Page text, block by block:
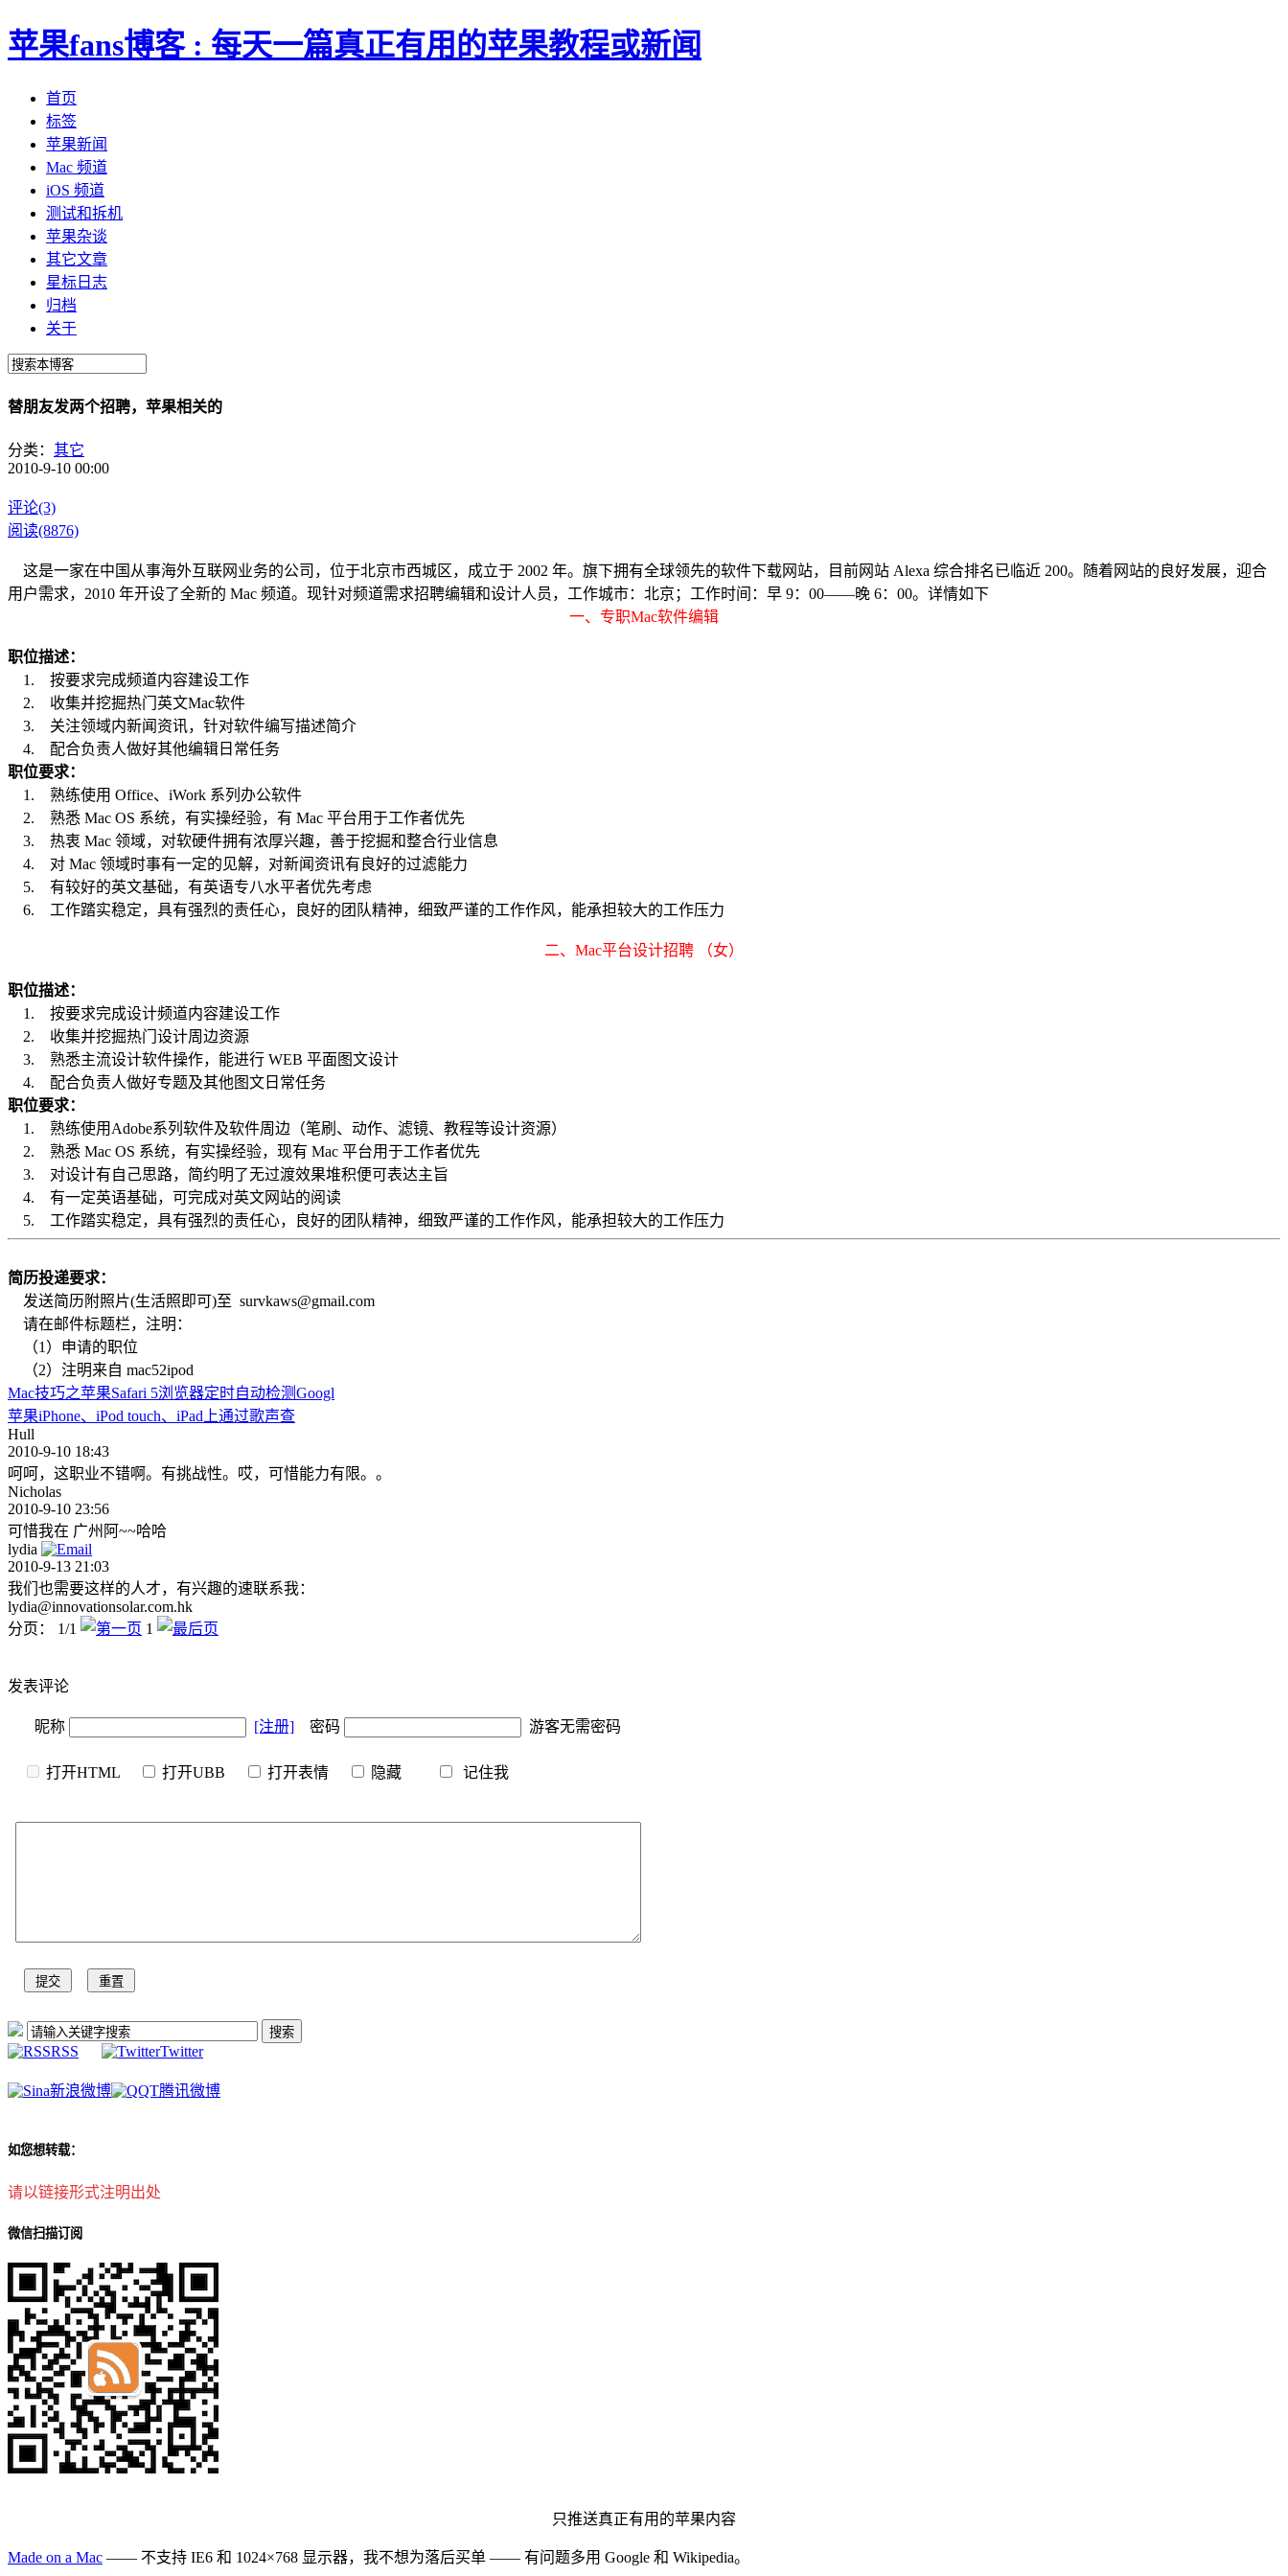
苹果fans博客 : 每天一篇真正有用的苹果教程或新闻
首页
标签
苹果新闻
Mac 频道
iOS 频道
测试和拆机
苹果杂谈
其它文章
星标日志
归档
关于
替朋友发两个招聘，苹果相关的
分类： 其它
2010-9-10 00:00
评论(3)
阅读(8876)
这是一家在中国从事海外互联网业务的公司，位于北京市西城区，成立于 2002 年。旗下拥有全球领先的软件下载网站，目前网站 Alexa 综合排名已临近 200。随着网站的良好发展，迎合
用户需求，2010 年开设了全新的 Mac 频道。现针对频道需求招聘编辑和设计人员，工作城市：北京；工作时间：早 9：00——晚 6：00。详情如下
一、专职Mac软件编辑
职位描述：
1. 按要求完成频道内容建设工作
2. 收集并挖掘热门英文Mac软件
3. 关注领域内新闻资讯，针对软件编写描述简介
4. 配合负责人做好其他编辑日常任务
职位要求：
1. 熟练使用 Office、iWork 系列办公软件
2. 熟悉 Mac OS 系统，有实操经验，有 Mac 平台用于工作者优先
3. 热衷 Mac 领域，对软硬件拥有浓厚兴趣，善于挖掘和整合行业信息
4. 对 Mac 领域时事有一定的见解，对新闻资讯有良好的过滤能力
5. 有较好的英文基础，有英语专八水平者优先考虑
6. 工作踏实稳定，具有强烈的责任心，良好的团队精神，细致严谨的工作作风，能承担较大的工作压力
二、Mac平台设计招聘 （女）
职位描述：
1. 按要求完成设计频道内容建设工作
2. 收集并挖掘热门设计周边资源
3. 熟悉主流设计软件操作，能进行 WEB 平面图文设计
4. 配合负责人做好专题及其他图文日常任务
职位要求：
1. 熟练使用Adobe系列软件及软件周边（笔刷、动作、滤镜、教程等设计资源）
2. 熟悉 Mac OS 系统，有实操经验，现有 Mac 平台用于工作者优先
3. 对设计有自己思路，简约明了无过渡效果堆积便可表达主旨
4. 有一定英语基础，可完成对英文网站的阅读
5. 工作踏实稳定，具有强烈的责任心，良好的团队精神，细致严谨的工作作风，能承担较大的工作压力
简历投递要求：
发送简历附照片(生活照即可)至 survkaws@gmail.com
请在邮件标题栏，注明：
（1）申请的职位
（2）注明来自 mac52ipod
Mac技巧之苹果Safari 5浏览器定时自动检测Googl
苹果iPhone、iPod touch、iPad上通过歌声查
Hull
2010-9-10 18:43
呵呵，这职业不错啊。有挑战性。哎，可惜能力有限。。
Nicholas
2010-9-10 23:56
可惜我在 广州阿~~哈哈
lydia
2010-9-13 21:03
我们也需要这样的人才，有兴趣的速联系我：
lydia@innovationsolar.com.hk
分页： 1/1
1
发表评论
昵称 [注册] 密码 游客无需密码
打开HTML 打开UBB 打开表情 隐藏 记住我
RSS Twitter
新浪微博 腾讯微博
如您想转载：
请以链接形式注明出处
微信扫描订阅
只推送真正有用的苹果内容
Made on a Mac —— 不支持 IE6 和 1024×768 显示器，我不想为落后买单 —— 有问题多用 Google 和 Wikipedia。